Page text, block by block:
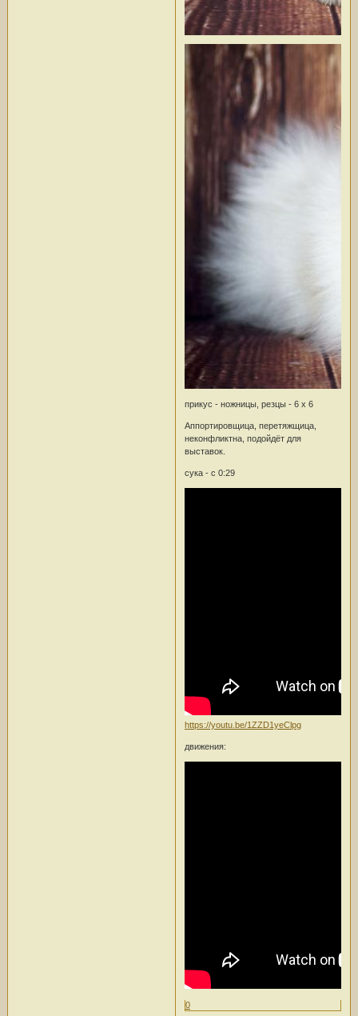
прикус - ножницы, резцы - 6 х 6
Аппортировщица, перетяжщица,
неконфликтна, подойдёт для
выставок.
сука - с 0:29
https://youtu.be/1ZZD1yeClpg
движения:
0